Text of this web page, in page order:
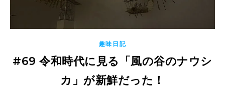
趣味日記
#69 令和時代に見る「風の谷のナウシ
カ」が新鮮だった！